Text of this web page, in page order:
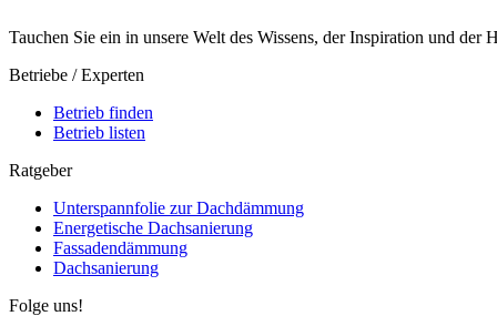
Tauchen Sie ein in unsere Welt des Wissens, der Inspiration und der
Betriebe / Experten
Betrieb finden
Betrieb listen
Ratgeber
Unterspannfolie zur Dachdämmung
Energetische Dachsanierung
Fassadendämmung
Dachsanierung
Folge uns!